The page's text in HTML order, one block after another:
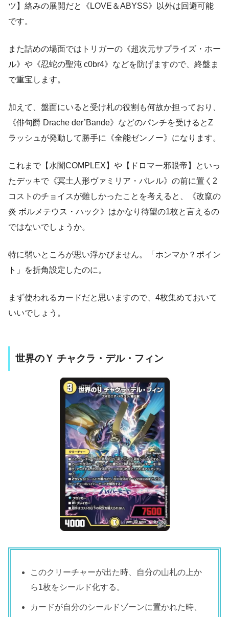
ツ】絡みの展開だと《LOVE＆ABYSS》以外は回避可能
です。
また詰めの場面ではトリガーの《超次元サプライズ・ホー
ル》や《忍蛇の聖沌 c0br4》などを防げますので、終盤ま
で重宝します。
加えて、盤面にいると受け札の役割も何故か担っており、
《俳句爵 Drache der’Bande》などのパンチを受けるとZ
ラッシュが発動して勝手に《全能ゼンノー》になります。
これまで【水闇COMPLEX】や【ドロマー邪眼帝】といっ
たデッキで《冥土人形ヴァミリア・バレル》の前に置く2
コストのチョイスが難しかったことを考えると、《改竄の
炎 ボルメテウス・ハック》はかなり待望の1枚と言えるの
ではないでしょうか。
特に弱いところが思い浮かびません。「ホンマか？ポイン
ト」を折角設定したのに。
まず使われるカードだと思いますので、4枚集めておいて
いいでしょう。
世界のＹ チャクラ・デル・フィン
このクリーチャーが出た時、自分の山札の上か
ら1枚をシールド化する。
カードが自分のシールドゾーンに置かれた時、